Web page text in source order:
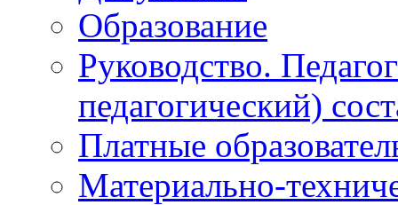
Образование
Руководство.
педагогический)
Платные
Материально-